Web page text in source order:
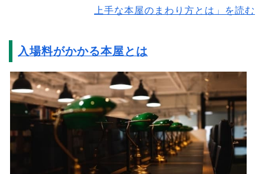
上手な本屋のまわり方とは」を読む
入場料がかかる本屋とは